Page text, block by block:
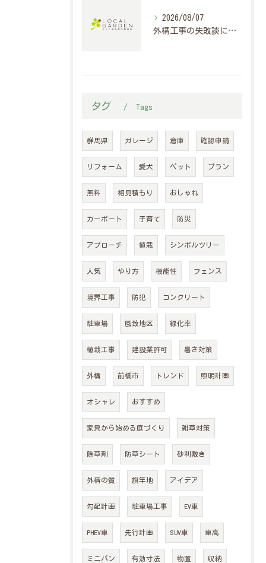
2026/08/07
外構工事の失敗談に学ぶ群馬県で差がつくデザインの選び方とプロが勧める成功の秘訣
タグ Tags
群馬県 ガレージ 倉庫 確認申請
リフォーム 愛犬 ペット プラン
無料 相見積もり おしゃれ
カーポート 子育て 防災
アプローチ 植栽 シンボルツリー
人気 やり方 機能性 フェンス
境界工事 防犯 コンクリート
駐車場 風致地区 緑化率
植栽工事 建設業許可 暑さ対策
外構 前橋市 トレンド 照明計画
オシャレ おすすめ
家具から始める庭づくり 雑草対策
除草剤 防草シート 砂利敷き
外構の質 旗竿地 アイデア
勾配計画 駐車場工事 EV車
PHEV車 先行計画 SUV車 車高
ミニバン 有効寸法 物置 収納